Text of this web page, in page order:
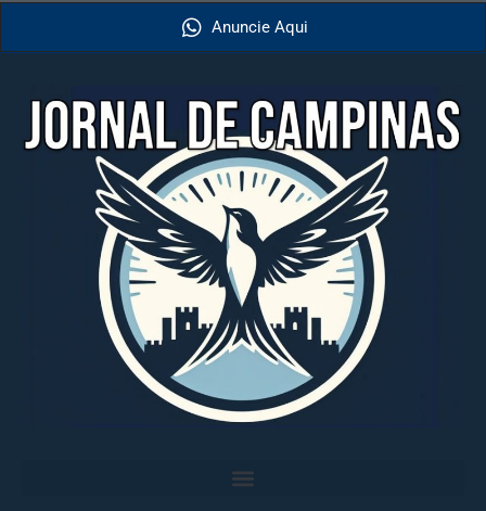
Anuncie Aqui